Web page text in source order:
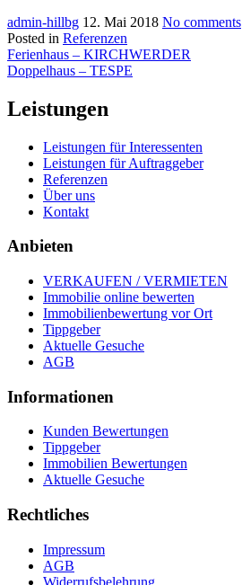
admin-hillbg 12. Mai 2018 No comments
Posted in Referenzen
Beitragsnavigation
Ferienhaus – KIRCHWERDER
Doppelhaus – TESPE
Leistungen
Leistungen für Interessenten
Leistungen für Auftraggeber
Referenzen
Über uns
Kontakt
Anbieten
VERKAUFEN / VERMIETEN
Immobilie online bewerten
Immobilienbewertung vor Ort
Tippgeber
Aktuelle Gesuche
AGB
Informationen
Kunden Bewertungen
Tippgeber
Immobilien Bewertungen
Aktuelle Gesuche
Rechtliches
Impressum
AGB
Widerrufsbelehrung